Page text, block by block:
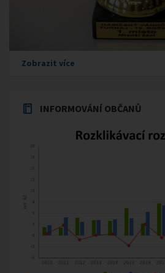
Zobrazit více
INFORMOVÁNÍ OBČANŮ